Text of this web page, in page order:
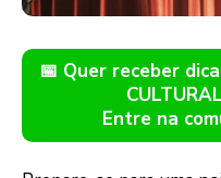
📅 Quer receber
Entre na